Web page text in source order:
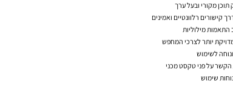
תוכן מקורי ובעל ערך
קישורים רלוונטיים ואמינים
מילוליות
יותר לצרכי המחפש
לשימוש
על פני טקסט מכני
שימוש